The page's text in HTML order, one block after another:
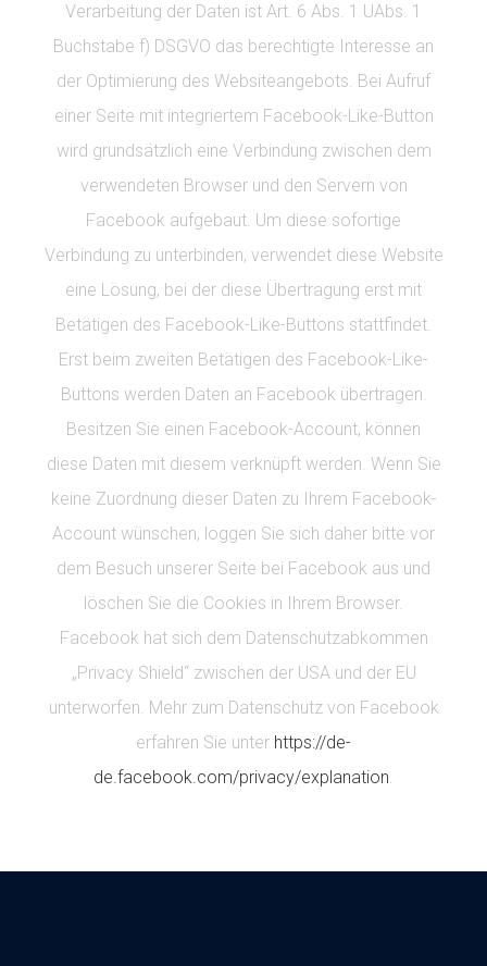
Verarbeitung der Daten ist Art. 6 Abs. 1 UAbs. 1
Buchstabe f) DSGVO das berechtigte Interesse an
der Optimierung des Websiteangebots. Bei Aufruf
einer Seite mit integriertem Facebook-Like-Button
wird grundsätzlich eine Verbindung zwischen dem
verwendeten Browser und den Servern von
Facebook aufgebaut. Um diese sofortige
Verbindung zu unterbinden, verwendet diese Website
eine Lösung, bei der diese Übertragung erst mit
Betätigen des Facebook-Like-Buttons stattfindet.
Erst beim zweiten Betätigen des Facebook-Like-
Buttons werden Daten an Facebook übertragen.
Besitzen Sie einen Facebook-Account, können
diese Daten mit diesem verknüpft werden. Wenn Sie
keine Zuordnung dieser Daten zu Ihrem Facebook-
Account wünschen, loggen Sie sich daher bitte vor
dem Besuch unserer Seite bei Facebook aus und
löschen Sie die Cookies in Ihrem Browser.
Facebook hat sich dem Datenschutzabkommen
„Privacy Shield“ zwischen der USA und der EU
unterworfen. Mehr zum Datenschutz von Facebook
erfahren Sie unter https://de-
de.facebook.com/privacy/explanation.